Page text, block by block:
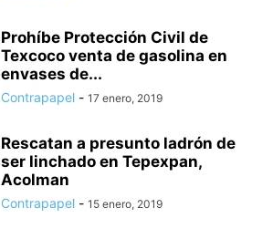
Prohíbe Protección Civil de
Texcoco venta de gasolina en
envases de...
Contrapapel - 17 enero, 2019
Rescatan a presunto ladrón de
ser linchado en Tepexpan,
Acolman
Contrapapel - 15 enero, 2019